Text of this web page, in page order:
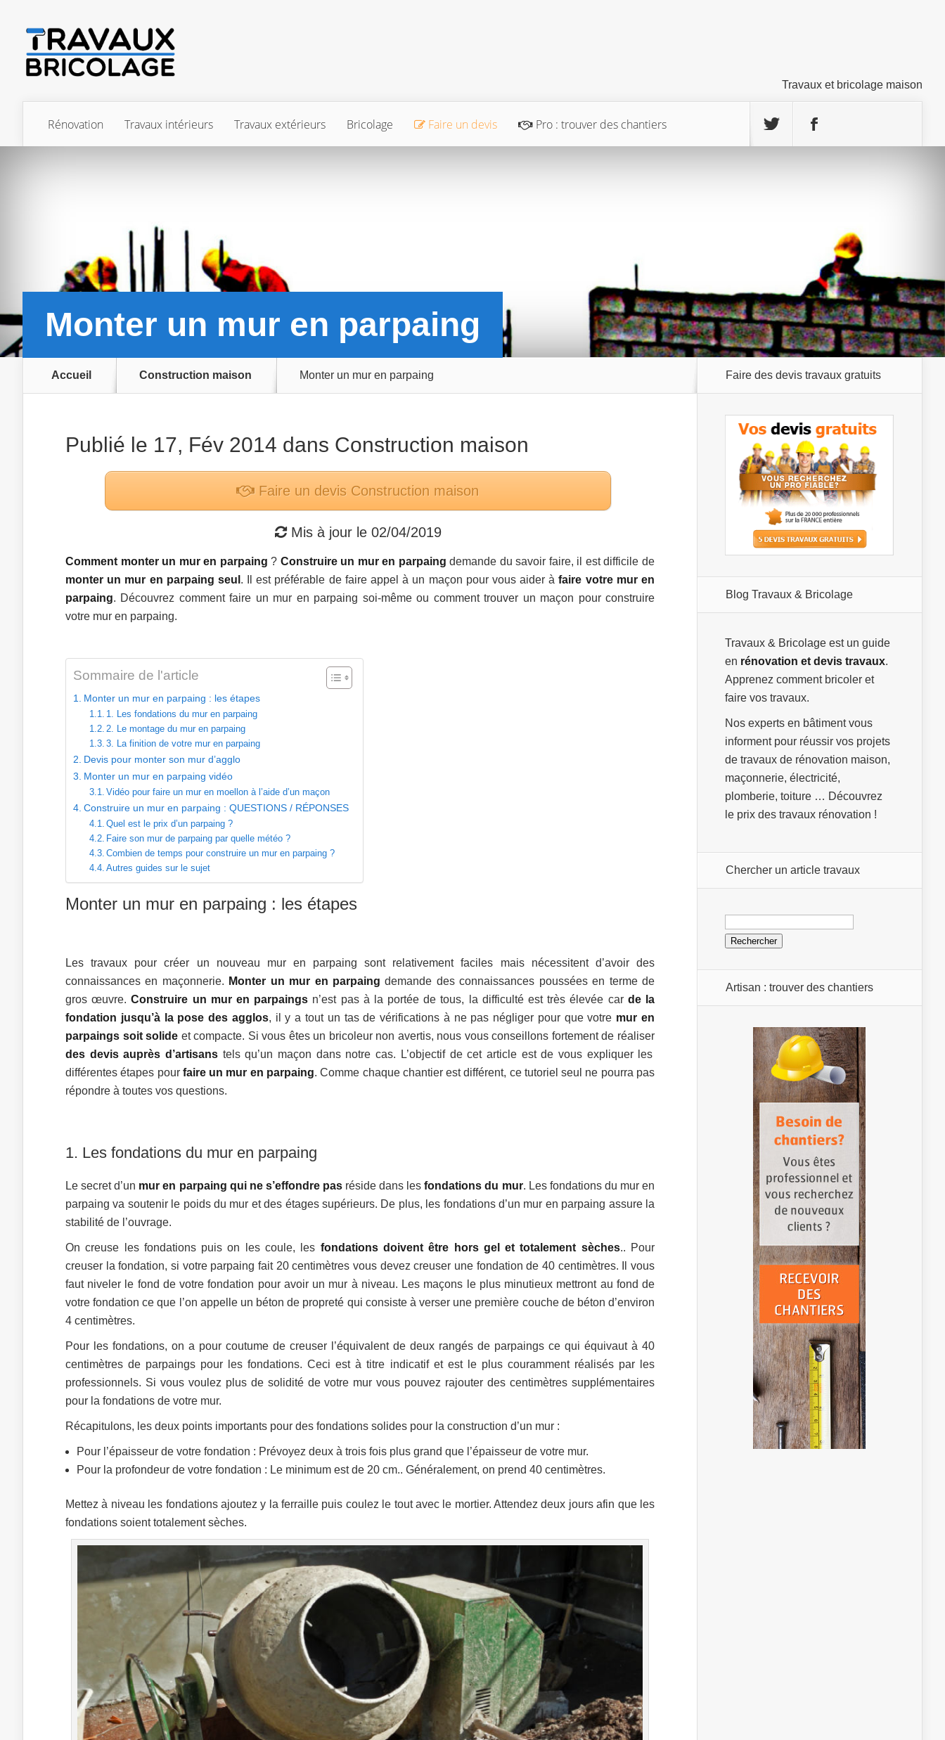
Travaux et bricolage maison
Rénovation Travaux intérieurs Travaux extérieurs Bricolage Faire un devis Pro : trouver des chantiers
Monter un mur en parpaing
Accueil Construction maison Monter un mur en parpaing
Publié le 17, Fév 2014 dans Construction maison
Faire un devis Construction maison
Mis à jour le 02/04/2019
Comment monter un mur en parpaing ? Construire un mur en parpaing demande du savoir faire, il est difficile de
monter un mur en parpaing seul . Il est préférable de faire appel à un maçon pour vous aider àfaire votre mur en
parpaing. Découvrez comment faire un mur en parpaing soi-même ou comment trouver un maçon pour construire
votre mur en parpaing.
Sommaire de l'article
Monter un mur en parpaing : les étapes
1. Les fondations du mur en parpaing
2. Le montage du mur en parpaing
3. La finition de votre mur en parpaing
Devis pour monter son mur d’agglo
Monter un mur en parpaing vidéo
Vidéo pour faire un mur en moellon à l’aide d’un maçon
Construire un mur en parpaing : QUESTIONS / RÉPONSES
Quel est le prix d’un parpaing ?
Faire son mur de parpaing par quelle météo ?
Combien de temps pour construire un mur en parpaing ?
Autres guides sur le sujet
Monter un mur en parpaing : les étapes
Les travaux pour créer un nouveau mur en parpaing sont relativement faciles mais nécessitent d’avoir des
connaissances en maçonnerie. Monter un mur en parpaing demande des connaissances poussées en terme de
gros œuvre.Construire un mur en parpaings n’est pas à la portée de tous, la difficulté est très élevée car de la
fondation jusqu’à la pose des agglos, il y a tout un tas de vérifications à ne pas négliger pour que votre mur en
parpaings soit solide et compacte. Si vous êtes un bricoleur non avertis, nous vous conseillons fortement de réaliser
des devis auprès d’artisans tels qu’un maçon dans notre cas. L’objectif de cet article est de vous expliquer les
différentes étapes pour faire un mur en parpaing. Comme chaque chantier est différent, ce tutoriel seul ne pourra pas
répondre à toutes vos questions.
1. Les fondations du mur en parpaing
Le secret d’un mur en parpaing qui ne s’effondre pasréside dans lesfondations du mur. Les fondations du mur en
parpaing va soutenir le poids du mur et des étages supérieurs. De plus, les fondations d’un mur en parpaing assure la
stabilité de l’ouvrage.
On creuse les fondations puis on les coule, les fondations doivent être hors gel et totalement sèches.. Pour
creuser la fondation, si votre parpaing fait 20 centimètres vous devez creuser une fondation de 40 centimètres. Il vous
faut niveler le fond de votre fondation pour avoir un mur à niveau. Les maçons le plus minutieux mettront au fond de
votre fondation ce que l’on appelle un béton de propreté qui consiste à verser une première couche de béton d’environ
4 centimètres.
Pour les fondations, on a pour coutume de creuser l’équivalent de deux rangés de parpaings ce qui équivaut à 40
centimètres de parpaings pour les fondations. Ceci est à titre indicatif et est le plus couramment réalisés par les
professionnels. Si vous voulez plus de solidité de votre mur vous pouvez rajouter des centimètres supplémentaires
pour la fondations de votre mur.
Récapitulons, les deux points importants pour des fondations solides pour la construction d’un mur :
Pour l’épaisseur de votre fondation : Prévoyez deux à trois fois plus grand que l’épaisseur de votre mur.
Pour la profondeur de votre fondation : Le minimum est de 20 cm.. Généralement, on prend 40 centimètres.
Mettez à niveau les fondations ajoutez y la ferraille puis coulez le tout avec le mortier. Attendez deux jours afin que les
fondations soient totalement sèches.
Faire des devis travaux gratuits
Blog Travaux & Bricolage
Travaux & Bricolage est un guide
en rénovation et devis travaux.
Apprenez comment bricoler et
faire vos travaux.
Nos experts en bâtiment vous
informent pour réussir vos projets
de travaux de rénovation maison,
maçonnerie, électricité,
plomberie, toiture … Découvrez
le prix des travaux rénovation !
Chercher un article travaux
Rechercher :
Artisan : trouver des chantiers